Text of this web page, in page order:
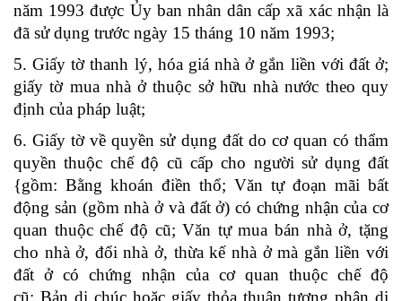
năm 1993 được Ủy ban nhân dân cấp xã xác nhận là
đã sử dụng trước ngày 15 tháng 10 năm 1993;
5. Giấy tờ thanh lý, hóa giá nhà ở gắn liền với đất ở;
giấy tờ mua nhà ở thuộc sở hữu nhà nước theo quy
định của pháp luật;
6. Giấy tờ về quyền sử dụng đất do cơ quan có thẩm
quyền thuộc chế độ cũ cấp cho người sử dụng đất
{gồm: Bằng khoán điền thổ; Văn tự đoạn mãi bất
động sản (gồm nhà ở và đất ở) có chứng nhận của cơ
quan thuộc chế độ cũ; Văn tự mua bán nhà ở, tặng
cho nhà ở, đổi nhà ở, thừa kế nhà ở mà gắn liền với
đất ở có chứng nhận của cơ quan thuộc chế độ